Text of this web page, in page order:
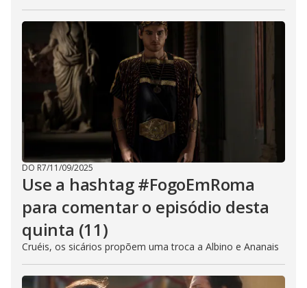
DO R7/11/09/2025
Use a hashtag #FogoEmRoma
para comentar o episódio desta
quinta (11)
Cruéis, os sicários propõem uma troca a Albino e Ananais